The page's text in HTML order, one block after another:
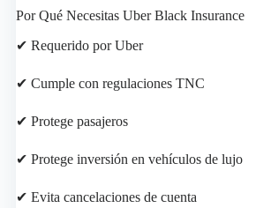
Por Qué Necesitas Uber Black Insurance
✔ Requerido por Uber
✔ Cumple con regulaciones TNC
✔ Protege pasajeros
✔ Protege inversión en vehículos de lujo
✔ Evita cancelaciones de cuenta